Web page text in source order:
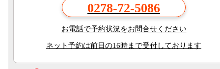
0278-72-5086
お電話で予約状況をお問合せください
ネット予約は前日の16時まで受付しております